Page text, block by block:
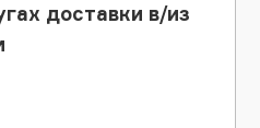
доставки в/из